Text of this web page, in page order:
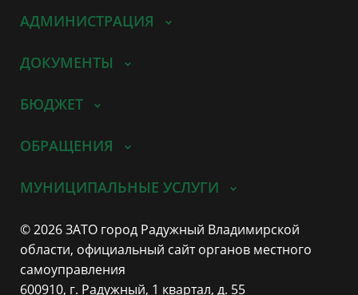
АДМИНИСТРАЦИЯ
ДОКУМЕНТЫ
БЮДЖЕТ
ОБРАЩЕНИЯ
МУНИЦИПАЛЬНЫЕ УСЛУГИ
© 2026 ЗАТО город Радужный Владимирской
области, официальный сайт органов местного
самоуправления
600910, г. Радужный, 1 квартал, д. 55